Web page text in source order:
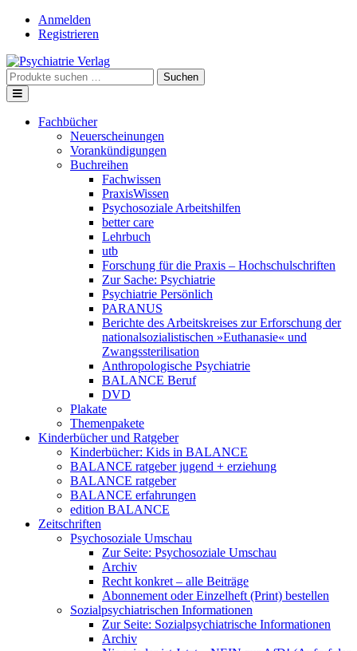
Skip
Anmelden
Registrieren
Suche
nach:
Suchen
Fachbücher
Neuerscheinungen
Vorankündigungen
Buchreihen
Fachwissen
PraxisWissen
Psychosoziale Arbeitshilfen
better care
Lehrbuch
utb
Forschung für die Praxis – Hochschulschriften
Zur Sache: Psychiatrie
Psychiatrie Persönlich
PARANUS
Berichte des Arbeitskreises zur Erforschung der
nationalsozialistischen »Euthanasie« und
Zwangssterilisation
Anthropologische Psychiatrie
BALANCE Beruf
DVD
Plakate
Themenpakete
Kinderbücher und Ratgeber
Kinderbücher: Kids in BALANCE
BALANCE ratgeber jugend + erziehung
BALANCE ratgeber
BALANCE erfahrungen
edition BALANCE
Zeitschriften
Psychosoziale Umschau
Zur Seite: Psychosoziale Umschau
Archiv
Recht konkret – alle Beiträge
Abonnement oder Einzelheft (Print) bestellen
Sozialpsychiatrischen Informationen
Zur Seite: Sozialpsychiatrische Informationen
Archiv